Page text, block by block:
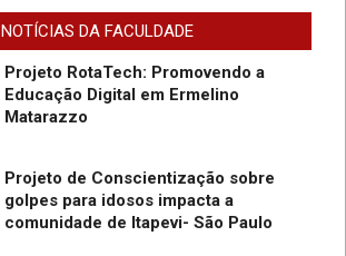
NOTÍCIAS DA FACULDADE
Promover Segurança na Internet
Projeto RotaTech: Promovendo a
Educação Digital em Ermelino
Matarazzo
Projeto de Conscientização sobre
golpes para idosos impacta a
comunidade de Itapevi- São Paulo